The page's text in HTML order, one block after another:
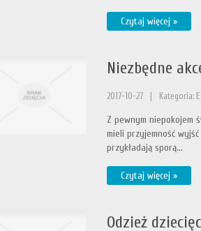
Czytaj więcej »
Niezbędne
2017-10-27 Kategoria:
Z pewnym niepokojem
mieli przyjemność
przykładają sporą...
Czytaj więcej »
Odzież